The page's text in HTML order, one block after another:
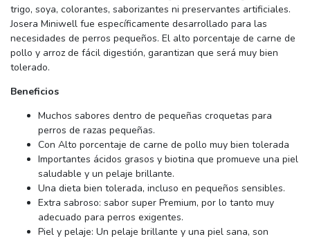
trigo, soya, colorantes, saborizantes ni preservantes artificiales.
Josera Miniwell fue específicamente desarrollado para las
necesidades de perros pequeños. El alto porcentaje de carne de
pollo y arroz de fácil digestión, garantizan que será muy bien
tolerado.
Beneficios
Muchos sabores dentro de pequeñas croquetas para
perros de razas pequeñas.
Con Alto porcentaje de carne de pollo muy bien tolerada
Importantes ácidos grasos y biotina que promueve una piel
saludable y un pelaje brillante.
Una dieta bien tolerada, incluso en pequeños sensibles.
Extra sabroso: sabor super Premium, por lo tanto muy
adecuado para perros exigentes.
Piel y pelaje: Un pelaje brillante y una piel sana, son